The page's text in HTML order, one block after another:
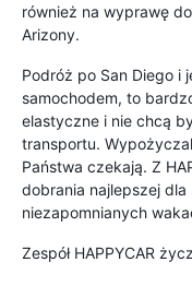
również na wyprawę
Arizony.
Podróż po San Diego i
samochodem, to
elastyczne i nie chcą
transportu.
Państwa czekają. Z
dobrania najlepszej
niezapomnianych
Zespół HAPPYCAR